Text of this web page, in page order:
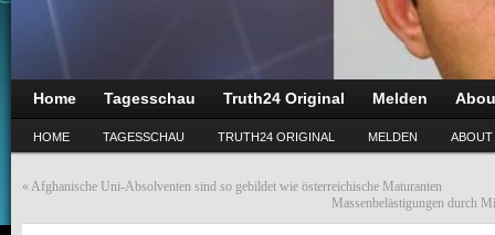
Home Tagesschau Truth24 Original Melden
HOME TAGESSCHAU TRUTH24 ORIGINAL MELDEN ABOUT
« Afghanische Uni-Absolventen sind so gebildet wie österreichische Maturanten
Massenbelästigungen durch